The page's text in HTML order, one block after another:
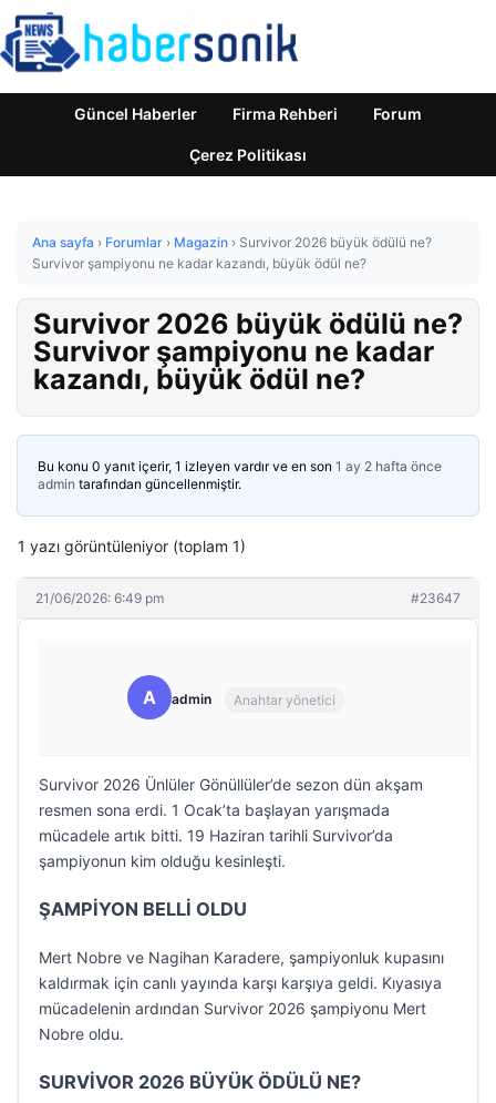
Güncel Haberler Firma Rehberi Forum
Çerez Politikası
Ana sayfa › Forumlar › Magazin › Survivor 2026 büyük ödülü ne?
Survivor şampiyonu ne kadar kazandı, büyük ödül ne?
Survivor 2026 büyük ödülü ne?
Survivor şampiyonu ne kadar
kazandı, büyük ödül ne?
Bu konu 0 yanıt içerir, 1 izleyen vardır ve en son 1 ay 2 hafta önce
admin tarafından güncellenmiştir.
1 yazı görüntüleniyor (toplam 1)
21/06/2026: 6:49 pm #23647
A admin Anahtar yönetici
Survivor 2026 Ünlüler Gönüllüler’de sezon dün akşam
resmen sona erdi. 1 Ocak’ta başlayan yarışmada
mücadele artık bitti. 19 Haziran tarihli Survivor’da
şampiyonun kim olduğu kesinleşti.
ŞAMPİYON BELLİ OLDU
Mert Nobre ve Nagihan Karadere, şampiyonluk kupasını
kaldırmak için canlı yayında karşı karşıya geldi. Kıyasıya
mücadelenin ardından Survivor 2026 şampiyonu Mert
Nobre oldu.
SURVİVOR 2026 BÜYÜK ÖDÜLÜ NE?